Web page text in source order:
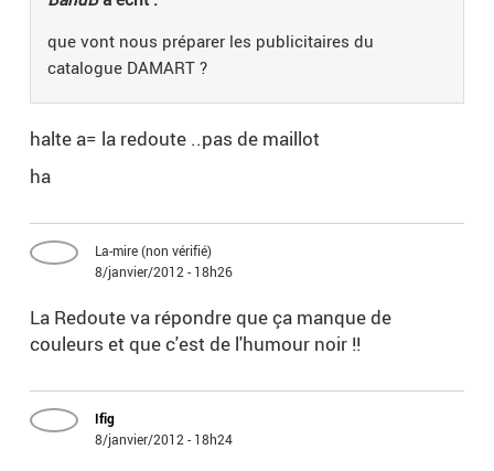
que vont nous préparer les publicitaires du
catalogue DAMART ?
halte a= la redoute ..pas de maillot
ha
La-mire (non vérifié)
8/janvier/2012 - 18h26
La Redoute va répondre que ça manque de
couleurs et que c'est de l'humour noir !!
Ifig
8/janvier/2012 - 18h24